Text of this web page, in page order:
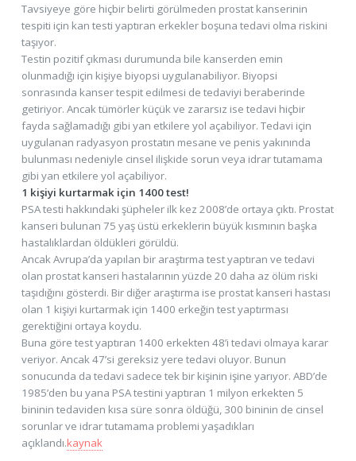
Tavsiyeye göre hiçbir belirti görülmeden prostat kanserinin
tespiti için kan testi yaptıran erkekler boşuna tedavi olma riskini
taşıyor.
Testin pozitif çıkması durumunda bile kanserden emin
olunmadığı için kişiye biyopsi uygulanabiliyor. Biyopsi
sonrasında kanser tespit edilmesi de tedaviyi beraberinde
getiriyor. Ancak tümörler küçük ve zararsız ise tedavi hiçbir
fayda sağlamadığı gibi yan etkilere yol açabiliyor. Tedavi için
uygulanan radyasyon prostatın mesane ve penis yakınında
bulunması nedeniyle cinsel ilişkide sorun veya idrar tutamama
gibi yan etkilere yol açabiliyor.
1 kişiyi kurtarmak için 1400 test!
PSA testi hakkındaki şüpheler ilk kez 2008’de ortaya çıktı. Prostat
kanseri bulunan 75 yaş üstü erkeklerin büyük kısmının başka
hastalıklardan öldükleri görüldü.
Ancak Avrupa’da yapılan bir araştırma test yaptıran ve tedavi
olan prostat kanseri hastalarının yüzde 20 daha az ölüm riski
taşıdığını gösterdi. Bir diğer araştırma ise prostat kanseri hastası
olan 1 kişiyi kurtarmak için 1400 erkeğin test yaptırması
gerektiğini ortaya koydu.
Buna göre test yaptıran 1400 erkekten 48’i tedavi olmaya karar
veriyor. Ancak 47’si gereksiz yere tedavi oluyor. Bunun
sonucunda da tedavi sadece tek bir kişinin işine yarıyor. ABD’de
1985’den bu yana PSA testini yaptıran 1 milyon erkekten 5
bininin tedaviden kısa süre sonra öldüğü, 300 bininin de cinsel
sorunlar ve idrar tutamama problemi yaşadıkları
açıklandı.kaynak